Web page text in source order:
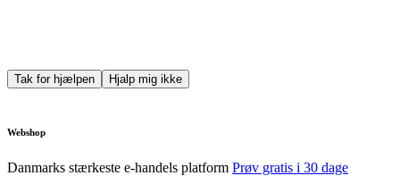
Tak for hjælpen Hjalp mig ikke
Webshop
Danmarks stærkeste e-handels platform Prøv gratis i 30 dage